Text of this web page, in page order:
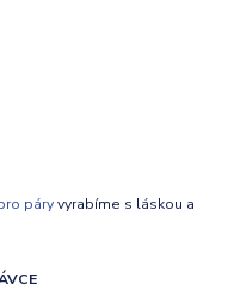
páryvyrabíme s láskou a